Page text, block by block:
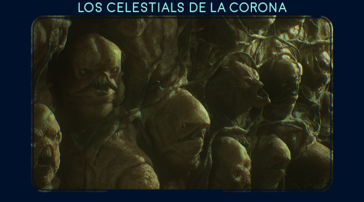
LOS CELESTIALS DE LA CORONA